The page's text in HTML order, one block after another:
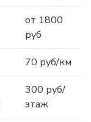
от 1800
руб
70 руб/км
300 руб/
этаж